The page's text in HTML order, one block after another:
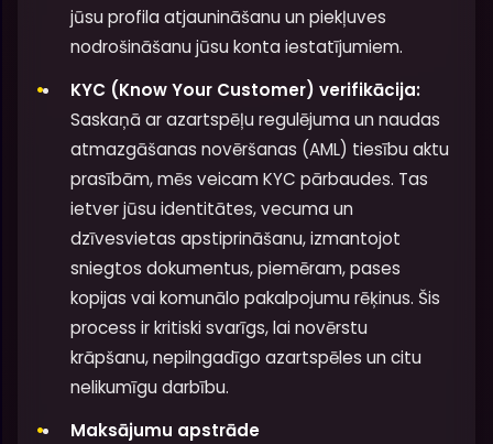
jūsu profila atjaunināšanu un piekļuves
nodrošināšanu jūsu konta iestatījumiem.
KYC (Know Your Customer) verifikācija:
Saskaņā ar azartspēļu regulējuma un naudas
atmazgāšanas novēršanas (AML) tiesību aktu
prasībām, mēs veicam KYC pārbaudes. Tas
ietver jūsu identitātes, vecuma un
dzīvesvietas apstiprināšanu, izmantojot
sniegtos dokumentus, piemēram, pases
kopijas vai komunālo pakalpojumu rēķinus. Šis
process ir kritiski svarīgs, lai novērstu
krāpšanu, nepilngadīgo azartspēles un citu
nelikumīgu darbību.
Maksājumu apstrāde